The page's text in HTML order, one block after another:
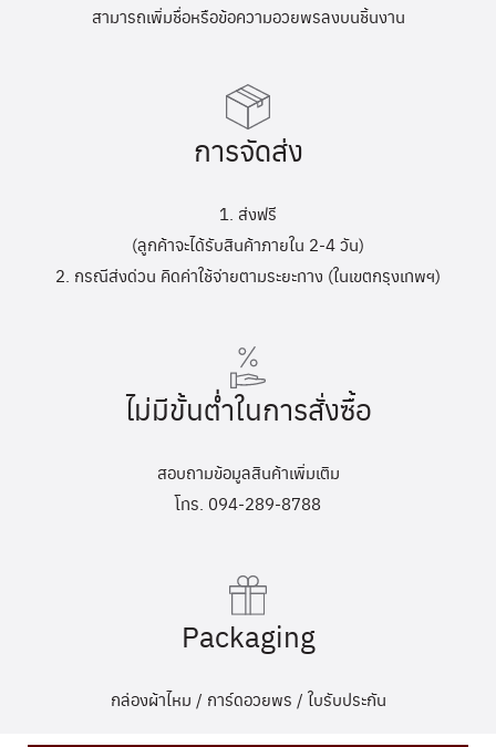
สามารถเพิ่มชื่อหรือข้อความอวยพรลงบนชิ้นงาน
การจัดส่ง
1. ส่งฟรี
(ลูกค้าจะได้รับสินค้าภายใน 2-4 วัน)
2. กรณีส่งด่วน คิดค่าใช้จ่ายตามระยะทาง (ในเขตกรุงเทพฯ)
ไม่มีขั้นต่ำในการสั่งซื้อ
สอบถามข้อมูลสินค้าเพิ่มเติม
โทร. 094-289-8788
Packaging
กล่องผ้าไหม / การ์ดอวยพร / ใบรับประกัน